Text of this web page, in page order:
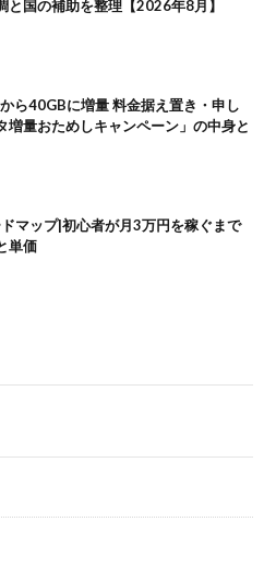
と国の補助を整理【2026年8月】
ら40GBに増量 料金据え置き・申し
増量おためしキャンペーン」の中身と
マップ|初心者が月3万円を稼ぐまで
単価